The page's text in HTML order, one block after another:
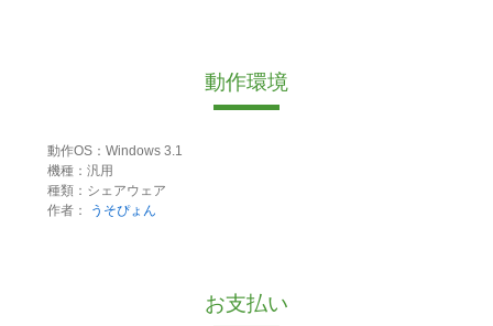
動作環境
動作OS：Windows 3.1
機種：汎用
種類：シェアウェア
作者：
うそぴょん
お支払い